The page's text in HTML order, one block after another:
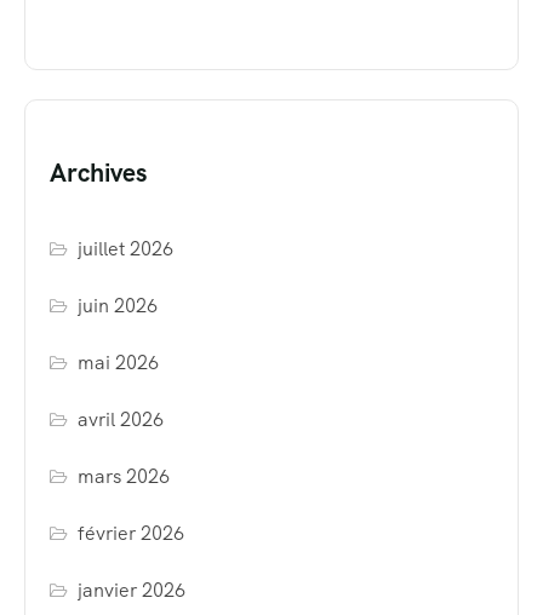
Archives
juillet 2026
juin 2026
mai 2026
avril 2026
mars 2026
février 2026
janvier 2026